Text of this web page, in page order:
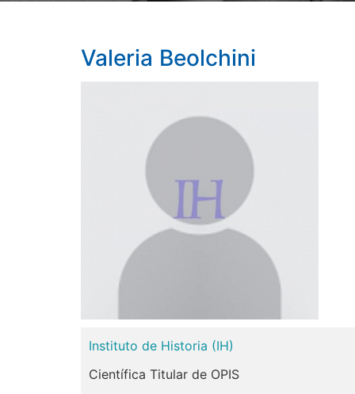
Valeria Beolchini
Instituto de Historia (IH)
Científica Titular de OPIS